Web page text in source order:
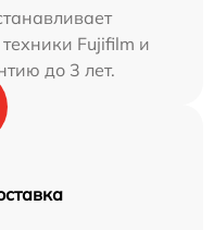
Fujifilm и
до 3 лет.